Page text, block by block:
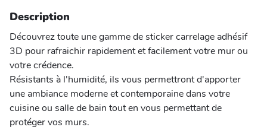
Description
Découvrez toute une gamme de sticker carrelage adhésif
3D pour rafraichir rapidement et facilement votre mur ou
votre crédence.
Résistants à l'humidité, ils vous permettront d'apporter
une ambiance moderne et contemporaine dans votre
cuisine ou salle de bain tout en vous permettant de
protéger vos murs.